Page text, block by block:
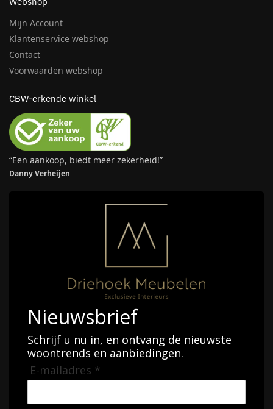
CLAREMONT COLLECTIES,EETTAFEL
Richmond – Eettafel Claremont
brown 230
2.726,00
Toevoegen aan winkelwagen
COLLADA,COLLECTIES,EETTAFEL
Richmond – Eettafel Collada
1.319,00
COLLECTIES ,CORONEL,EETTAFEL
Richmond – Eettafel Coronel
Blush beige 240